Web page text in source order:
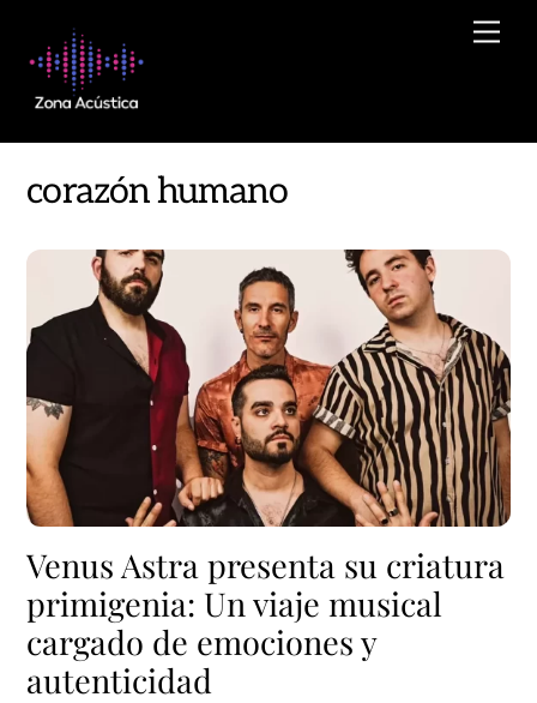
content
corazón humano
Venus Astra presenta su criatura
primigenia: Un viaje musical
cargado de emociones y
autenticidad